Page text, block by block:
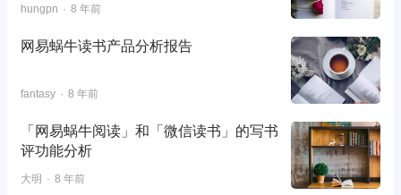
hungpn 8 年前
网易蜗牛读书产品分析报告
fantasy 8 年前
「网易蜗牛阅读」和「微信读书」的写书
评功能分析
大明 8 年前